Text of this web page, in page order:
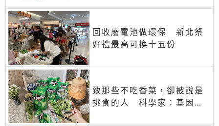
回收廢電池做環保 新北祭
好禮最高可換十五份
致那些不吃香菜，卻被說是
挑食的人 科學家：基因決